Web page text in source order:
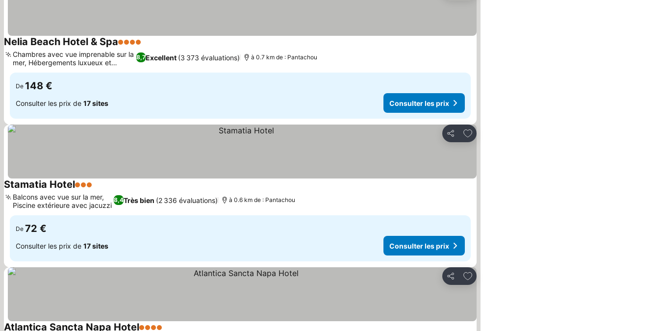
Nelia Beach Hotel & Spa4 Étoiles
8,7Excellent (3 373 évaluations)
Chambres avec vue imprenable sur la
mer, Hébergements luxueux et
modernes
à 0.7 km de : Pantachou
De 148 €
Consulter les prix de 17 sites Consulter les prix
Partager
Ajouter à mes favoris
Stamatia Hotel3 Étoiles
8,4Très bien (2 336 évaluations)
Balcons avec vue sur la mer,
Piscine extérieure avec jacuzzi
à 0.6 km de : Pantachou
De 72 €
Consulter les prix de 17 sites Consulter les prix
Partager
Ajouter à mes favoris
Atlantica Sancta Napa Hotel